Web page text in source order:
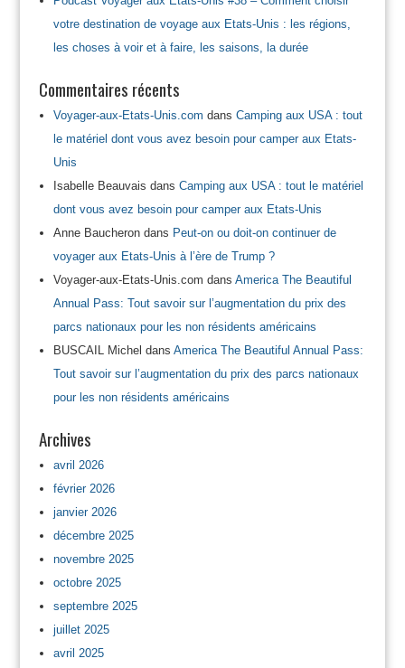
votre destination de voyage aux Etats-Unis : les régions,
les choses à voir et à faire, les saisons, la durée
Commentaires récents
Voyager-aux-Etats-Unis.com dans Camping aux USA : tout
le matériel dont vous avez besoin pour camper aux Etats-
Unis
Isabelle Beauvais dans Camping aux USA : tout le matériel
dont vous avez besoin pour camper aux Etats-Unis
Anne Baucherondans Peut-on ou doit-on continuer de
voyager aux Etats-Unis à l’ère de Trump ?
Voyager-aux-Etats-Unis.com dans America The Beautiful
Annual Pass: Tout savoir sur l’augmentation du prix des
parcs nationaux pour les non résidents américains
BUSCAIL Michel dans America The Beautiful Annual Pass:
Tout savoir sur l’augmentation du prix des parcs nationaux
pour les non résidents américains
Archives
avril 2026
février 2026
janvier 2026
décembre 2025
novembre 2025
octobre 2025
septembre 2025
juillet 2025
avril 2025